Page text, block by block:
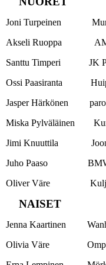
Joni
Akseli Ruoppa
Santtu Timperi
Ossi
Jasper
Miska Pylväläinen
Jimi Knuuttila
Juho Paaso
Oliver Väre
NAISET
Jenna Kaartinen
Olivia Väre